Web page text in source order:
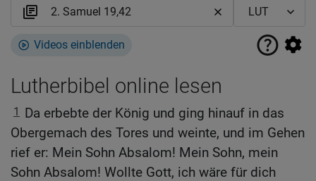
Videos einblenden
Lutherbibel online lesen
1 Da erbebte der König und ging hinauf in das
Obergemach des Tores und weinte, und im Gehen
rief er: Mein Sohn Absalom! Mein Sohn, mein
Sohn Absalom! Wollte Gott, ich wäre für dich